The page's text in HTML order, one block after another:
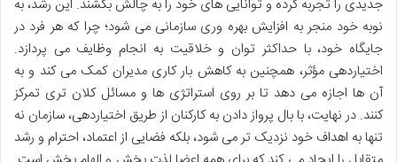
جدیدی را تجربه کرده و توانایی های خود را به چالش بکشند. این رشد، به
نوبه خود منجر به افزایش بهره وری سازمانی می شود؛ چرا که هر فرد در
جایگاه خود، با حداکثر توان و خلاقیت به انجام وظایف می پردازد.
اختیاردهی مؤثر، همچنین به کاهش بار کاری مدیران کمک می کند و به
آن ها اجازه می دهد تا بر روی استراتژی ها و مسائل کلان تری تمرکز
کنند. در نهایت، با بال پرواز دادن به کارکنان از طریق اختیاردهی، سازمان نه
تنها به اهداف خود نزدیک تر می شود، بلکه فضایی از اعتماد، احترام و رشد